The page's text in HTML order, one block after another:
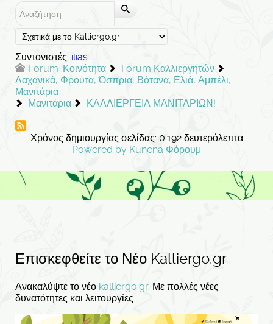
Συντονιστές: ilias
Forum-Κοινότητα
Forum Καλλιεργητών
Λαχανικά, Φρούτα, Όσπρια, Βότανα, Ελιά, Αμπέλι,
Μανιτάρια
Μανιτάρια
ΚΑΛΛΙΕΡΓΕΙΑ ΜΑΝΙΤΑΡΙΩΝ!
Χρόνος δημιουργίας σελίδας: 0.192 δευτερόλεπτα
Powered by Kunena Φόρουμ
Επισκεφθείτε το Νέο Kalliergo.gr
Ανακαλύψτε το νέο kalliergo.gr. Με πολλές νέες
δυνατότητες και λειτουργίες.